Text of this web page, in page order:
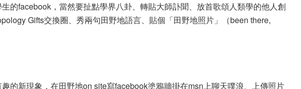
的facebook，當然要扯點學界八卦、轉貼大師訃聞、放首歌頌人類學的他人創
Gifts交換圈、秀兩句田野地語言、貼個「田野地照片」（been there,
的新現象，在田野地on site寫facebook塗鴉牆掛在msn上聊天噗浪、上傳照片